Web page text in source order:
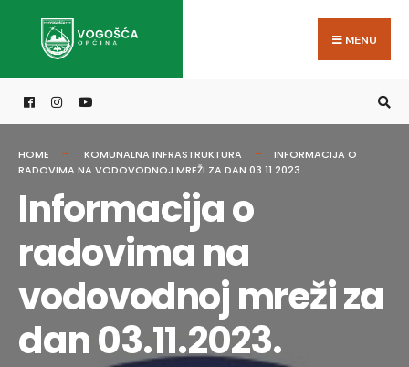
MENU
HOME KOMUNALNA INFRASTRUKTURA
INFORMACIJA O
RADOVIMA NA VODOVODNOJ MREŽI ZA DAN 03.11.2023.
Informacija o
radovima na
vodovodnoj mreži za
dan 03.11.2023.
for: